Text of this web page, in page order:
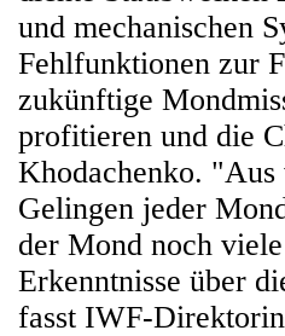
und mechanischen
Fehlfunktionen zur
zukünftige
profitieren und die
Khodachenko. "Aus
Gelingen jeder
der Mond noch
Erkenntnisse über
fasst IWF-